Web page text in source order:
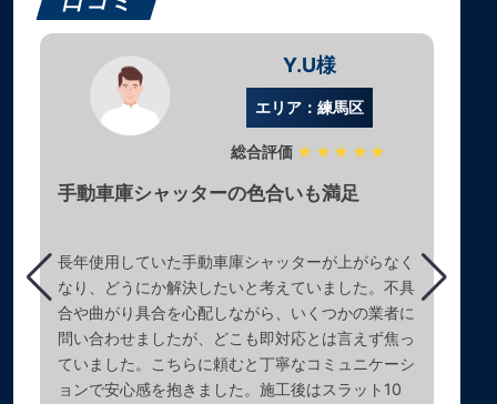
Y.U様
エリア：練馬区
総合評価 ★★★★★
手動車庫シャッターの色合いも満足
長年使用していた手動車庫シャッターが上がらなく
なり、どうにか解決したいと考えていました。不具
合や曲がり具合を心配しながら、いくつかの業者に
問い合わせましたが、どこも即対応とは言えず焦っ
ていました。こちらに頼むと丁寧なコミュニケーシ
ョンで安心感を抱きました。施工後はスラット10